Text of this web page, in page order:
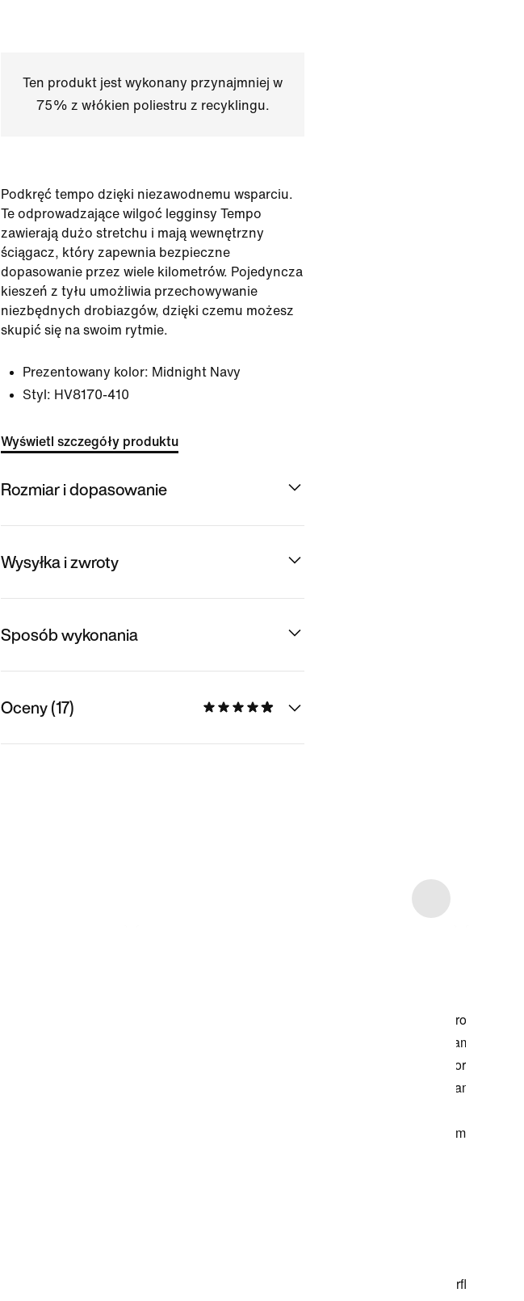
Ten produkt jest wykonany przynajmniej w
75% z włókien poliestru z recyklingu.
Podkręć tempo dzięki niezawodnemu wsparciu.
Te odprowadzające wilgoć legginsy Tempo
zawierają dużo stretchu i mają wewnętrzny
ściągacz, który zapewnia bezpieczne
dopasowanie przez wiele kilometrów. Pojedyncza
kieszeń z tyłu umożliwia przechowywanie
niezbędnych drobiazgów, dzięki czemu możesz
skupić się na swoim rytmie.
Prezentowany kolor: Midnight Navy
Styl: HV8170-410
Wyświetl szczegóły produktu
Rozmiar i dopasowanie
Wysyłka i zwroty
Sposób wykonania
Oceny (17)